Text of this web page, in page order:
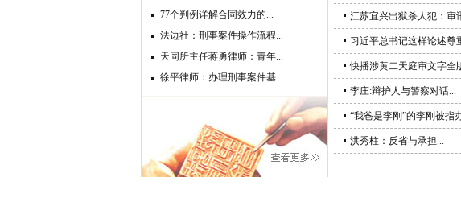
77个判例详解合同效力的...
法边社：刑事案件操作流程...
天同所主任蒋勇律师：青年...
徐平律师：办理刑事案件基...
江苏宜兴出狱杀人犯：审
习近平总书记这样论述尊
快播涉黄二天庭审文字全
李庄:辩护人与警察对话...
“我爸是李刚”的李刚被指
洪秀柱：反省与承担...